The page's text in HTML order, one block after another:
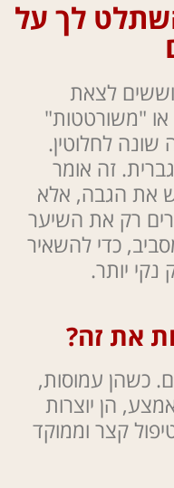
לך על
לצאת
או "משורטטות"
שונה לחלוטין.
זה אומר
את הגבה, אלא
רק את השיער
כדי להשאיר
יותר.
את זה?
כשהן עמוסות,
הן יוצרות
קצר וממוקד